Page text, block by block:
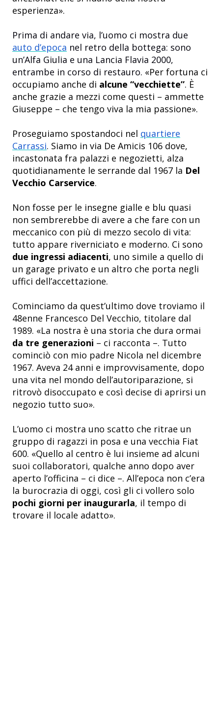
esperienza».
Prima di andare via, l’uomo ci mostra due
auto d’epoca nel retro della bottega: sono
un’Alfa Giulia e una Lancia Flavia 2000,
entrambe in corso di restauro. «Per fortuna ci
occupiamo anche di alcune “vecchiette”. È
anche grazie a mezzi come questi – ammette
Giuseppe – che tengo viva la mia passione».
Proseguiamo spostandoci nel quartiere
Carrassi. Siamo in via De Amicis 106 dove,
incastonata fra palazzi e negozietti, alza
quotidianamente le serrande dal 1967 la Del
Vecchio Carservice.
Non fosse per le insegne gialle e blu quasi
non sembrerebbe di avere a che fare con un
meccanico con più di mezzo secolo di vita:
tutto appare riverniciato e moderno. Ci sono
due ingressi adiacenti, uno simile a quello di
un garage privato e un altro che porta negli
uffici dell’accettazione.
Cominciamo da quest’ultimo dove troviamo il
48enne Francesco Del Vecchio, titolare dal
1989. «La nostra è una storia che dura ormai
da tre generazioni – ci racconta –. Tutto
cominciò con mio padre Nicola nel dicembre
1967. Aveva 24 anni e improvvisamente, dopo
una vita nel mondo dell’autoriparazione, si
ritrovò disoccupato e così decise di aprirsi un
negozio tutto suo».
L’uomo ci mostra uno scatto che ritrae un
gruppo di ragazzi in posa e una vecchia Fiat
600. «Quello al centro è lui insieme ad alcuni
suoi collaboratori, qualche anno dopo aver
aperto l’officina – ci dice –. All’epoca non c’era
la burocrazia di oggi, così gli ci vollero solo
pochi giorni per inaugurarla, il tempo di
trovare il locale adatto».